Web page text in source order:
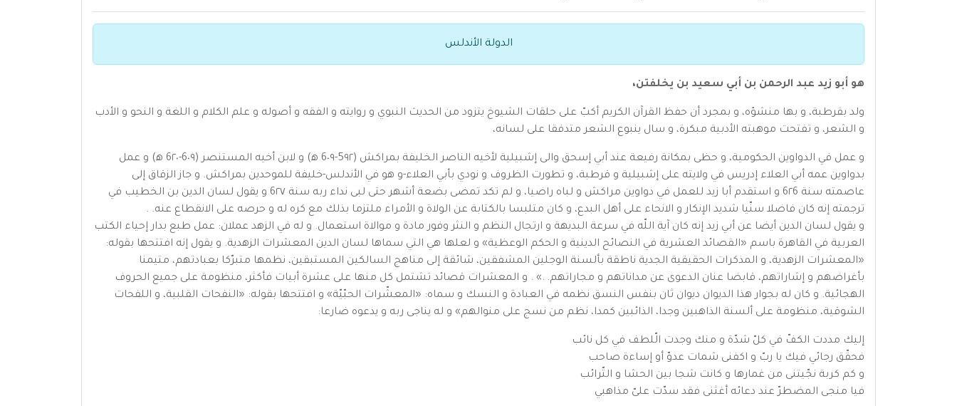
الدولة الأندلس
هو أبو زيد عبد الرحمن بن أبي سعيد بن يخلفتن،
ولد بقرطبة، و بها منشؤه، و بمجرد أن حفظ القرآن الكريم أكبّ على حلقات الشيوخ يتزود من الحديث النبوي و روايته و الفقه و أصوله و علم الكلام و اللغة و النحو و الأدب
و الشعر، و تفتحت موهبته الأدبية مبكرة، و سال ينبوع الشعر متدفقا على لسانه،
و عمل في الدواوين الحكومية، و حظى بمكانة رفيعة عند أبي إسحق والى إشبيلية لأخيه الناصر الخليفة بمراكش (5٩٢-6٠٩ ه‍) و لابن أخيه المستنصر (6٠٩-6٢٠ ه‍) و عمل
بدواوين عمه أبي العلاء إدريس في ولايته على إشبيلية و قرطبة، و تطورت الظروف و نودي بأبي العلاء-و هو في الأندلس-خليفة للموحدين بمراكش. و جاز الزقاق إلى
عاصمته سنة 6٢6 و استقدم أبا زيد للعمل في دواوين مراكش و لباه راضيا، و لم تكد تمضى بضعة أشهر حتى لبى نداء ربه سنة 6٢٧ و يقول لسان الدين بن الخطيب في
ترجمته إنه كان فاضلا سنّيا شديد الإنكار و الانحاء على أهل البدع، و كان متلبسا بالكتابة عن الولاة و الأمراء ملتزما بذلك مع كره له و حرصه على الانقطاع عنه. .
و يقول لسان الدين أيضا عن أبي زيد إنه كان آية اللّه في سرعة البديهة و ارتجال النظم و النثر وفور مادة و موالاة استعمال. و له في الزهد عملان: عمل طبع بدار إحياء الكتب
العربية في القاهرة باسم «القصائد العشرية في النصائح الدينية و الحكم الوعظية» و لعلها هي التي سماها لسان الدين المعشرات الزهدية. و يقول إنه افتتحها بقوله:
«المعشرات الزهدية، و المذكرات الحقيقية الجدية ناطقة بألسنة الوجلين المشفقين، شائقة إلى مناهج السالكين المستبقين، نظمها متبرّكا بعبادتهم، متيمنا
بأغراضهم و إشاراتهم، قابضا عنان الدعوى عن مداناتهم و مجاراتهم. .» . و المعشرات قصائد تشتمل كل منها على عشرة أبيات فأكثر، منظومة على جميع الحروف
الهجائية. و كان له بجوار هذا الديوان ديوان ثان بنفس النسق نظمه في العبادة و النسك و سماه: «المعشّرات الحبّيّة» و افتتحها بقوله: «النفحات القلبية، و اللفحات
الشوقية، منظومة على ألسنة الذاهبين وجدا، الذائبين كمدا، نظم من نسج على منوالهم» و له يناجى ربه و يدعوه ضارعا:
إليك مددت الكفّ في كلّ شدّة و منك وجدت الّلطف في كل نائب
فحقّق رجائي فيك يا ربّ و اكفنى شمات عدوّ أو إساءة صاحب
و كم كربة نجّيتنى من غمارها و كانت شجا بين الحشا و التّرائب
فيا منجى المضطرّ عند دعائه أغثنى فقد سدّت علىّ مذاهبي